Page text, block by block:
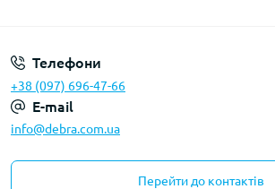
Телефони
+38 (097) 696-47-66
E-mail
info@debra.com.ua
Перейти до контактів